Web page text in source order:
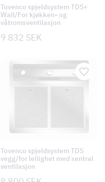
Tovenco spjeldsystem TDS+
Wall/For kjøkken- og
våtromsventilasjon
9 832 SEK
Tovenco spjeldsystem TDS
vegg/for leilighet med sentral
ventilasjon